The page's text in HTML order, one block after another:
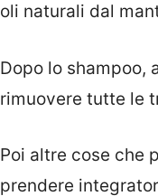
oli naturali dal
Dopo lo shampoo,
rimuovere tutte le
Poi altre cose che
prendere